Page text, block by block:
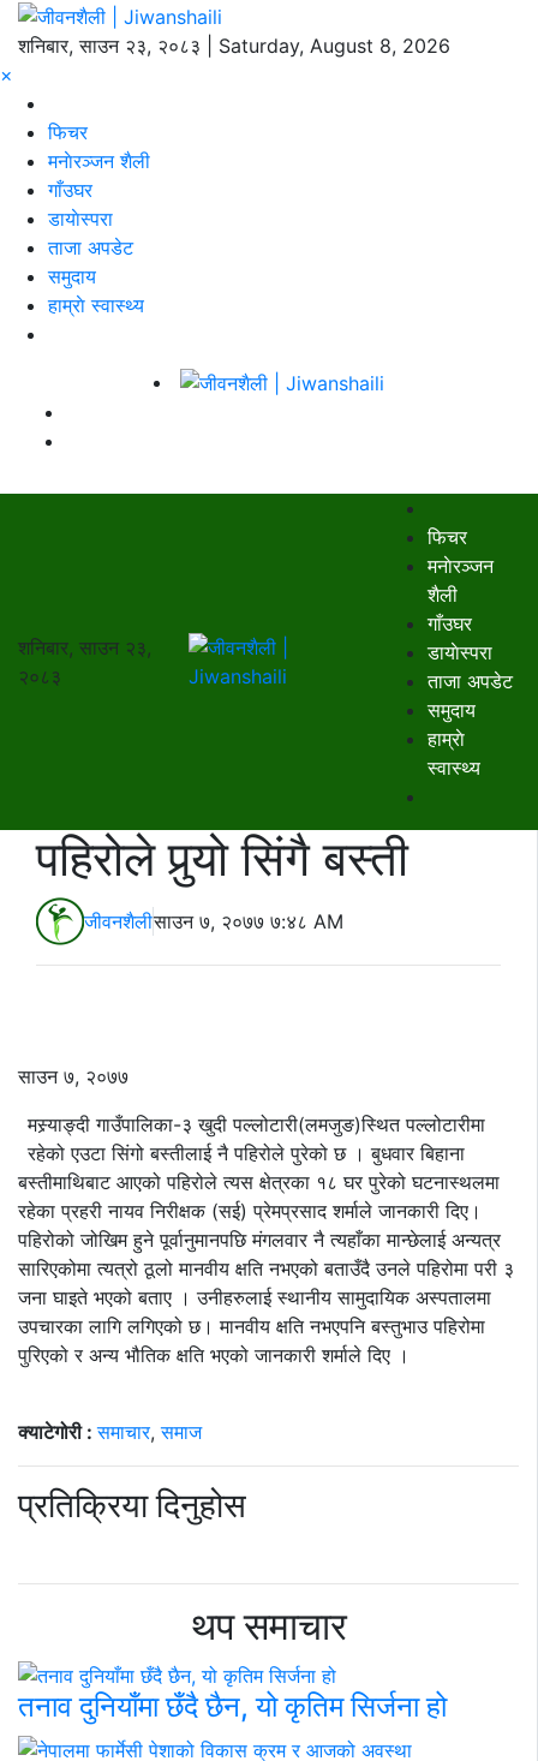
शनिबार, साउन २३, २०८३ | Saturday, August 8, 2026
×
फिचर
मनाेरञ्जन शैली
गाँउघर
डायाेस्परा
ताजा अपडेट
समुदाय
हाम्राे स्वास्थ्य
शनिबार, साउन २३,
२०८३
फिचर
मनाेरञ्जन
शैली
गाँउघर
डायाेस्परा
ताजा अपडेट
समुदाय
हाम्राे
स्वास्थ्य
पहिरोले पुर्‍यो सिंगै बस्ती
जीवनशैलीसाउन ७, २०७७ ७:४८ AM
साउन ७, २०७७
मस्र्याङ्दी गाउँपालिका-३ खुदी पल्लोटारी(लमजुङ)स्थित पल्लोटारीमा
रहेको एउटा सिंगो बस्तीलाई नै पहिरोले पुरेको छ । बुधवार बिहाना
बस्तीमाथिबाट आएको पहिरोले त्यस क्षेत्रका १८ घर पुरेको घटनास्थलमा
रहेका प्रहरी नायव निरीक्षक (सई) प्रेमप्रसाद शर्माले जानकारी दिए।
पहिरोको जोखिम हुने पूर्वानुमानपछि मंगलवार नै त्यहाँका मान्छेलाई अन्यत्र
सारिएकोमा त्यत्रो ठूलो मानवीय क्षति नभएको बताउँदै उनले पहिरोमा परी ३
जना घाइते भएको बताए । उनीहरुलाई स्थानीय सामुदायिक अस्पतालमा
उपचारका लागि लगिएको छ। मानवीय क्षति नभएपनि बस्तुभाउ पहिरोमा
पुरिएको र अन्य भौतिक क्षति भएको जानकारी शर्माले दिए ।
क्याटेगोरी :समाचार,समाज
प्रतिक्रिया दिनुहोस
थप समाचार
तनाव दुनियाँमा छँदै छैन, यो कृतिम सिर्जना हो